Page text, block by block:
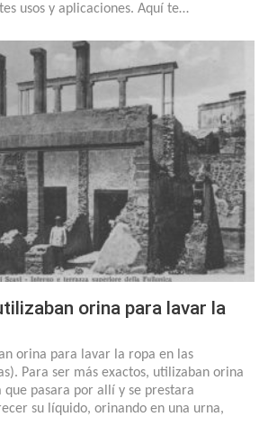
usos y aplicaciones. Aquí te…
orina para lavar la
orina para lavar la ropa en las
Para ser más exactos, utilizaban orina
que pasara por allí y se prestara
su líquido, orinando en una urna,